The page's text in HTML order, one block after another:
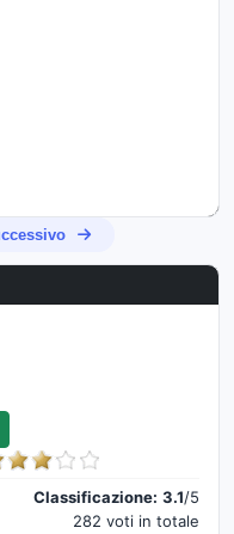
Classificazione: 3.1/5
282 voti in totale